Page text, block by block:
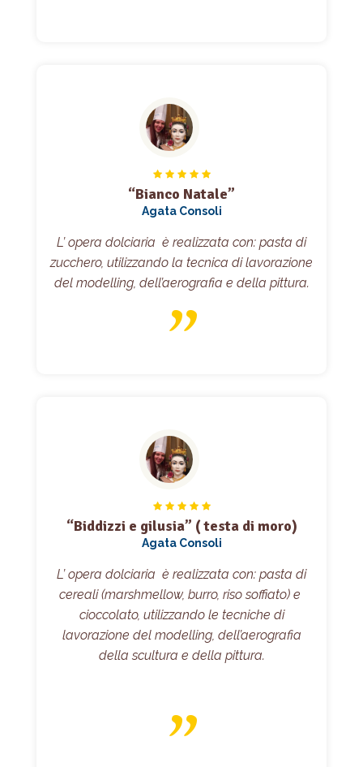
“Bianco Natale”
Agata Consoli
L’ opera dolciaria è realizzata con: pasta di
zucchero, utilizzando la tecnica di lavorazione
del modelling, dell’aerografia e della pittura.
“Biddizzi e gilusia” ( testa di moro)
Agata Consoli
L’ opera dolciaria è realizzata con: pasta di
cereali (marshmellow, burro, riso soffiato) e
cioccolato, utilizzando le tecniche di
lavorazione del modelling, dell’aerografia
della scultura e della pittura.